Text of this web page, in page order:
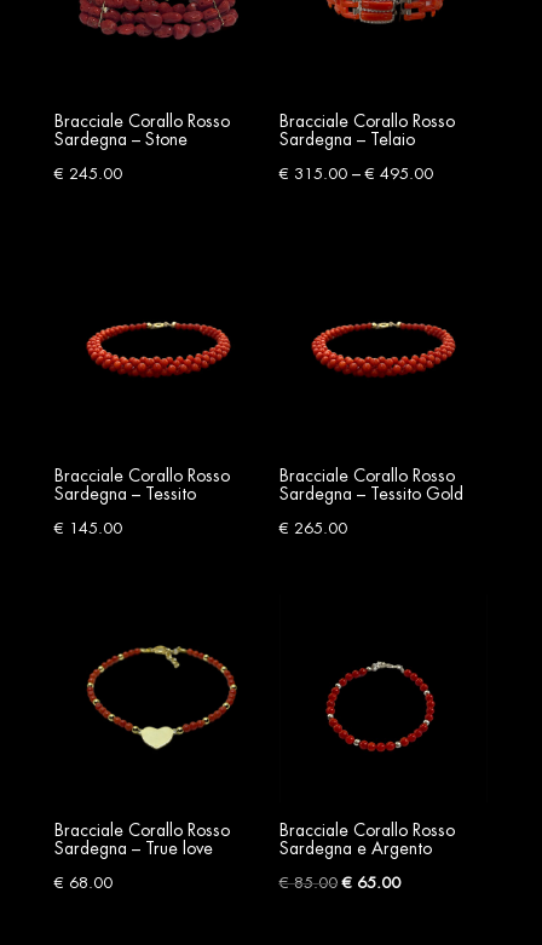
Bracciale Corallo Rosso
Sardegna – Stone
€ 245.00
Bracciale Corallo Rosso
Sardegna – Telaio
€ 315.00 – € 495.00Price
Bracciale Corallo Rosso
Sardegna – Tessito
€ 145.00
Bracciale Corallo Rosso
Sardegna – Tessito Gold
€ 265.00
Bracciale Corallo Rosso
Sardegna – True love
€ 68.00
Bracciale Corallo Rosso
Sardegna e Argento
€85.00Original
€ 65.00Current